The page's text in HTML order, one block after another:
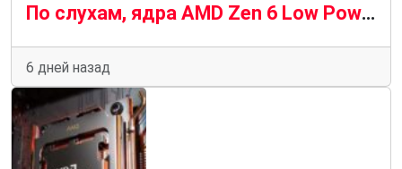
По слухам, ядра AMD Zen 6 Low Power представляют собой «шведский стол» из множества предыдущих архитектур
6 дней назад